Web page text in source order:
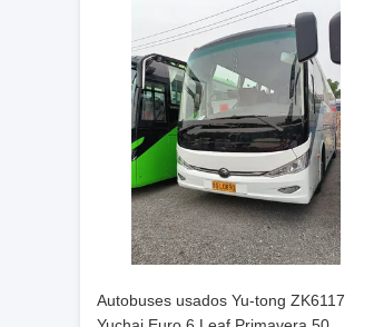
Autobuses usados Yu-tong ZK6117